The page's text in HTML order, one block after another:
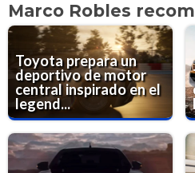
Marco Robles
Toyota prepara un
deportivo de motor
central inspirado en el
legend...